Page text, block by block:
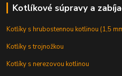
Kotlíkové súpravy a
Kotlíky s hrubostennou kotlinou (1,5
Kotlíky s trojnožkou
Kotlíky s nerezovou kotlinou